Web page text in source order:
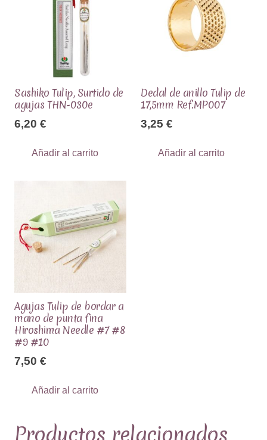
Sashiko Tulip, Surtido de
agujas THN-030e
6,20 €
Añadir al carrito
Dedal de anillo Tulip de
17,5mm Ref.MP007
3,25 €
Añadir al carrito
Agujas Tulip de bordar a
mano de punta fina
Hiroshima Needle #7 #8
#9 #10
7,50 €
Añadir al carrito
Productos relacionados